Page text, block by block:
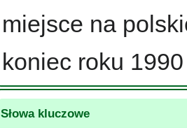
miejsce na
koniec roku 1990
Słowa kluczowe